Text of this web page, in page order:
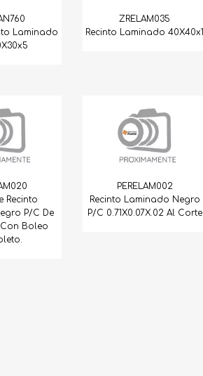
Laminado
ZRELAM035
Recinto Laminado 40X40x1
Recinto
P/C De
Con Boleo
PERELAM002
Recinto Laminado Negro
P/C 0.71X0.07X.02 Al Corte